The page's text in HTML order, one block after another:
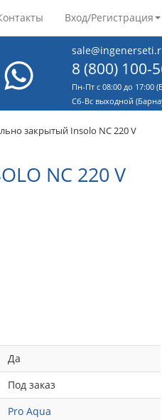
Вход/Регистрация
8 (800) 100-
Пн-Пт с 08:00 до 17:00
Cб-Вс выходной
закрытый Insolo NC 220 V
NC 220 V
Да
Под заказ
Pro Aqua